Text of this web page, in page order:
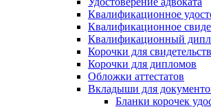
Квалификационное
Квалификационное
Квалификационный
Корочки для свидетельств
Корочки для дипломов
Обложки аттестатов
Вкладыши для
Бланки корочек